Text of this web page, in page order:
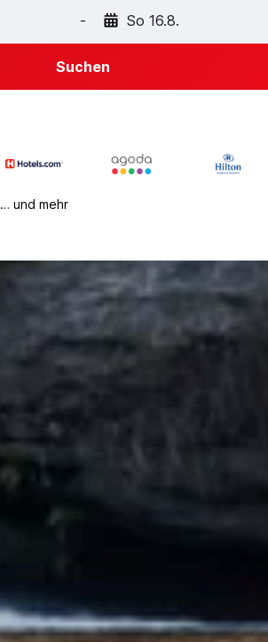
- So 16.8.
Suchen
… und mehr